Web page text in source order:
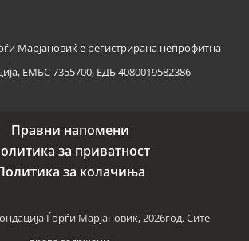
Марјановиќ е регистрирана непрофитна
ЕМБС 7355700, ЕДБ 4080019582386
Правни напомени
за приватност
за колачиња
Ѓорѓи Марјановиќ, 2026год. Сите